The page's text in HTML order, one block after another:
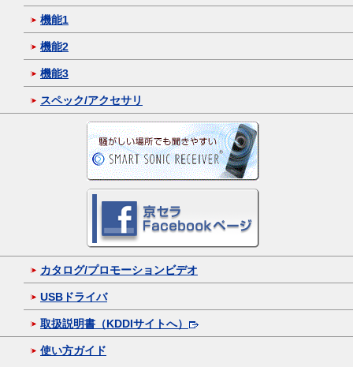
機能1
機能2
機能3
スペック/アクセサリ
カタログ/プロモーションビデオ
USBドライバ
取扱説明書（KDDIサイトへ）
使い方ガイド